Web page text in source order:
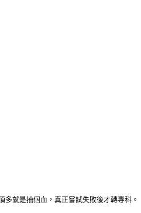
多就是抽個血，真正嘗試失敗後才轉專科。